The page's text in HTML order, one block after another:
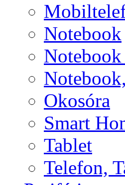
Notebook
Okosóra
Smart
Tablet
Telefon,